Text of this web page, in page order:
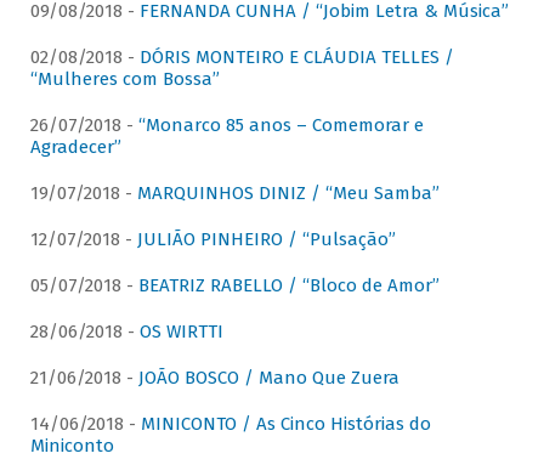
09/08/2018 - FERNANDA CUNHA / “Jobim Letra & Música”
02/08/2018 - DÓRIS MONTEIRO E CLÁUDIA TELLES /
“Mulheres com Bossa”
26/07/2018 - “Monarco 85 anos – Comemorar e
Agradecer”
19/07/2018 - MARQUINHOS DINIZ / “Meu Samba”
12/07/2018 - JULIÃO PINHEIRO / “Pulsação”
05/07/2018 - BEATRIZ RABELLO / “Bloco de Amor”
28/06/2018 - OS WIRTTI
21/06/2018 - JOÃO BOSCO / Mano Que Zuera
14/06/2018 - MINICONTO / As Cinco Histórias do
Miniconto